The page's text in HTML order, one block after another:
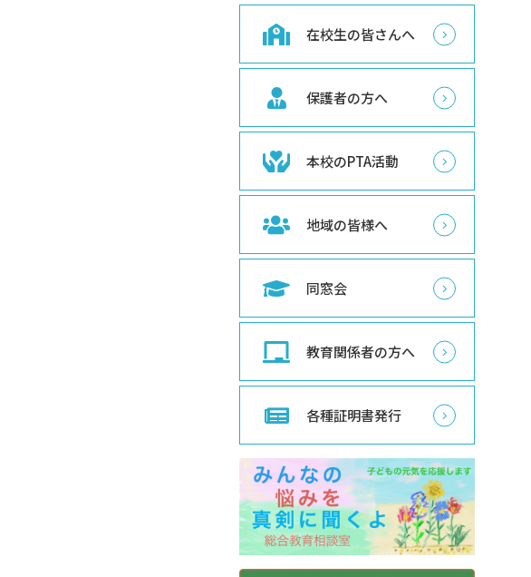
在校生の皆さんへ
保護者の方へ
本校のPTA活動
地域の皆様へ
同窓会
教育関係者の方へ
各種証明書発行